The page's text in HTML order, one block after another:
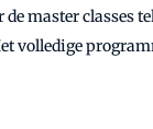
master
volledige